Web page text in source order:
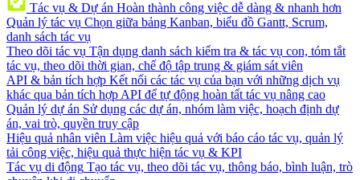
Tác vụ & Dự án Hoàn thành công việc dễ dàng & nhanh hơn
Quản lý tác vụ Chọn giữa bảng Kanban, biểu đồ Gantt, Scrum,
danh sách tác vụ
Theo dõi tác vụ Tận dụng danh sách kiểm tra & tác vụ con, tóm tắt
tác vụ, theo dõi thời gian, chế độ tập trung & giám sát viên
API & bản tích hợp Kết nối các tác vụ của bạn với những dịch vụ
khác qua bản tích hợp API để tự động hoàn tất tác vụ nâng cao
Quản lý dự án Sử dụng các dự án, nhóm làm việc, hoạch định dự
án, vai trò, quyền truy cập
Hiệu quả nhân viên Làm việc hiệu quả với báo cáo tác vụ, quản lý
tải công việc, hiệu quả thực hiện tác vụ & KPI
Tác vụ di động Tạo tác vụ, theo dõi tác vụ, thông báo, bình luận, trò